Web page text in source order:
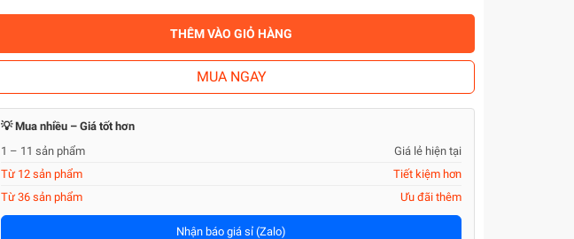
THÊM VÀO GIỎ HÀNG
MUA NGAY
💡 Mua nhiều – Giá tốt hơn
1 – 11 sản phẩm
Giá lẻ hiện tại
Từ 12 sản phẩm
Tiết kiệm hơn
Từ 36 sản phẩm
Ưu đãi thêm
Nhận báo giá sỉ (Zalo)